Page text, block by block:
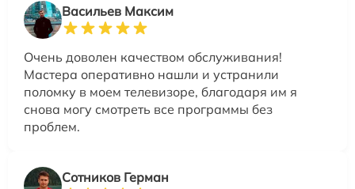
Васильев Максим
Очень доволен качеством обслуживания!
Мастера оперативно нашли и устранили
поломку в моем телевизоре, благодаря им я
снова могу смотреть все программы без
проблем.
Сотников Герман